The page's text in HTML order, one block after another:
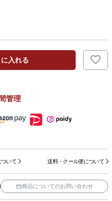
入れる
管理
いて 送料・クール便について
商品についてのお問い合わせ